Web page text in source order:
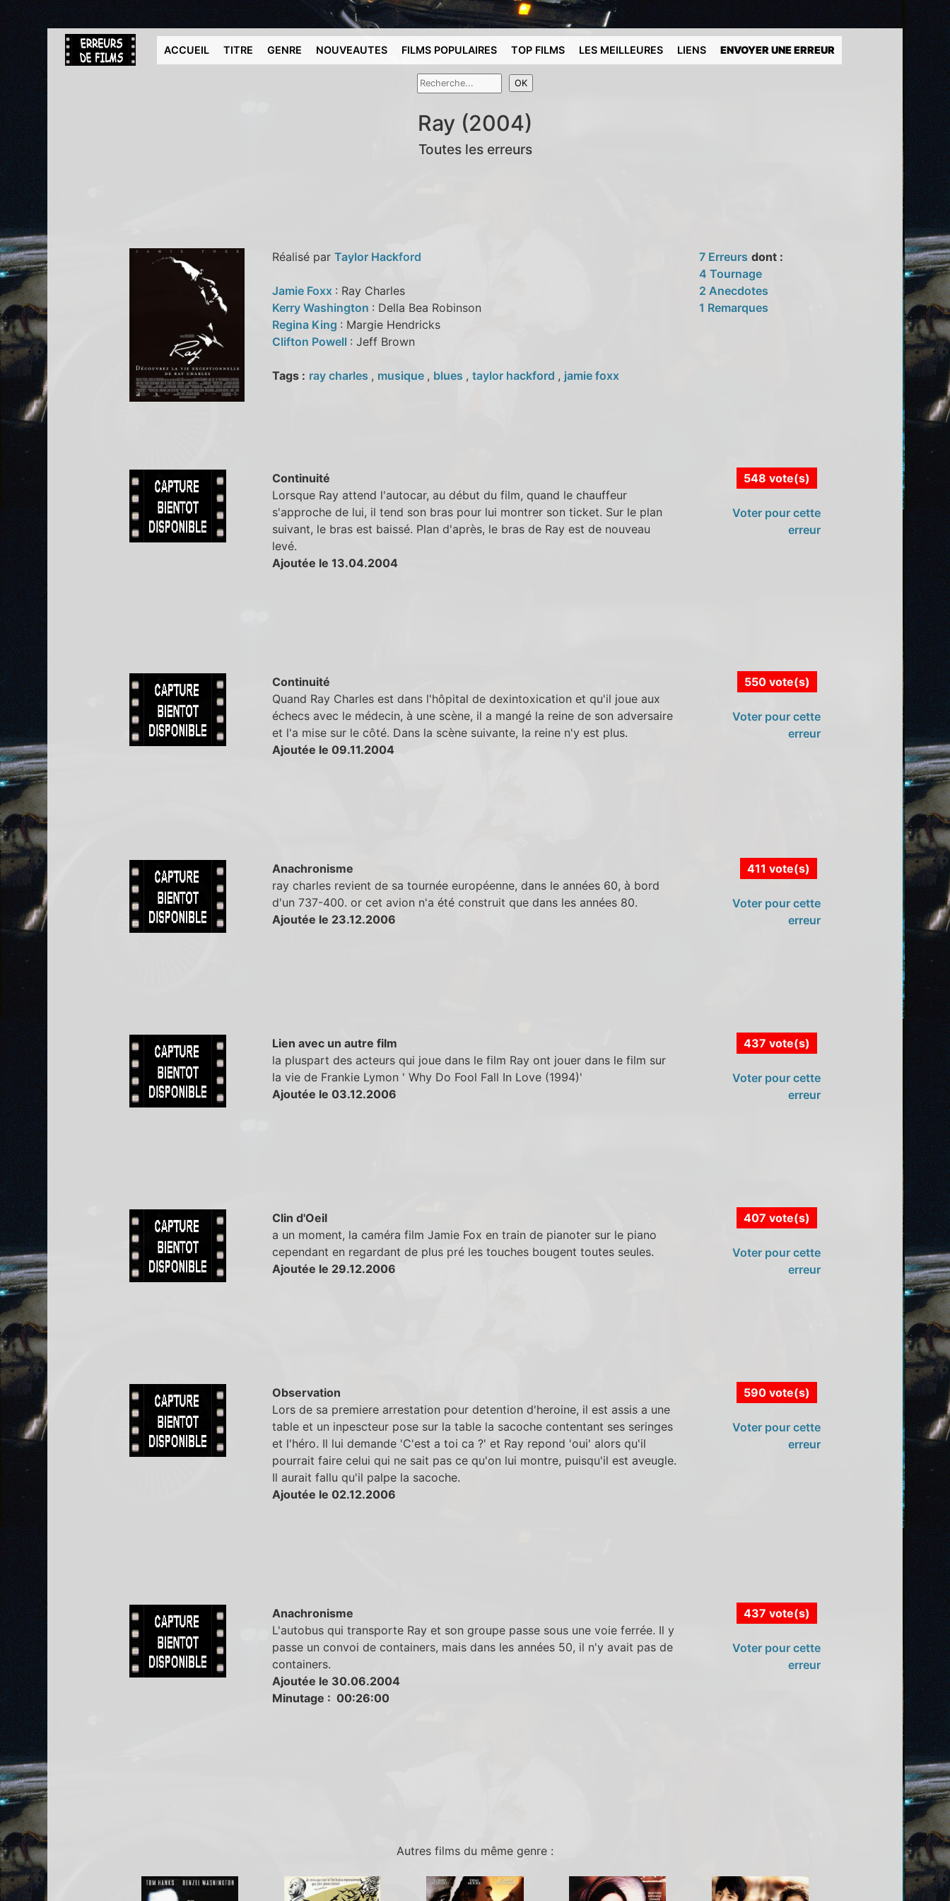
ACCUEIL TITRE GENRE NOUVEAUTES FILMS POPULAIRES TOP FILMS LES MEILLEURES LIENS ENVOYER UNE ERREUR
Ray (2004)
Toutes les erreurs
Réalisé par Taylor Hackford
Jamie Foxx : Ray Charles
Kerry Washington : Della Bea Robinson
Regina King : Margie Hendricks
Clifton Powell : Jeff Brown
Tags : ray charles , musique , blues , taylor hackford , jamie foxx
7 Erreurs dont :
4 Tournage
2 Anecdotes
1 Remarques
Continuité
Lorsque Ray attend l'autocar, au début du film, quand le chauffeur
s'approche de lui, il tend son bras pour lui montrer son ticket. Sur le plan
suivant, le bras est baissé. Plan d'après, le bras de Ray est de nouveau
levé.
Ajoutée le 13.04.2004
548 vote(s)
Voter pour cette
erreur
Continuité
Quand Ray Charles est dans l'hôpital de dexintoxication et qu'il joue aux
échecs avec le médecin, à une scène, il a mangé la reine de son adversaire
et l'a mise sur le côté. Dans la scène suivante, la reine n'y est plus.
Ajoutée le 09.11.2004
550 vote(s)
Voter pour cette
erreur
Anachronisme
ray charles revient de sa tournée européenne, dans le années 60, à bord
d'un 737-400. or cet avion n'a été construit que dans les années 80.
Ajoutée le 23.12.2006
411 vote(s)
Voter pour cette
erreur
Lien avec un autre film
la pluspart des acteurs qui joue dans le film Ray ont jouer dans le film sur
la vie de Frankie Lymon ' Why Do Fool Fall In Love (1994)'
Ajoutée le 03.12.2006
437 vote(s)
Voter pour cette
erreur
Clin d'Oeil
a un moment, la caméra film Jamie Fox en train de pianoter sur le piano
cependant en regardant de plus pré les touches bougent toutes seules.
Ajoutée le 29.12.2006
407 vote(s)
Voter pour cette
erreur
Observation
Lors de sa premiere arrestation pour detention d'heroine, il est assis a une
table et un inpescteur pose sur la table la sacoche contentant ses seringes
et l'héro. Il lui demande 'C'est a toi ca ?' et Ray repond 'oui' alors qu'il
pourrait faire celui qui ne sait pas ce qu'on lui montre, puisqu'il est aveugle.
Il aurait fallu qu'il palpe la sacoche.
Ajoutée le 02.12.2006
590 vote(s)
Voter pour cette
erreur
Anachronisme
L'autobus qui transporte Ray et son groupe passe sous une voie ferrée. Il y
passe un convoi de containers, mais dans les années 50, il n'y avait pas de
containers.
Ajoutée le 30.06.2004
Minutage : 00:26:00
437 vote(s)
Voter pour cette
erreur
Autres films du même genre :